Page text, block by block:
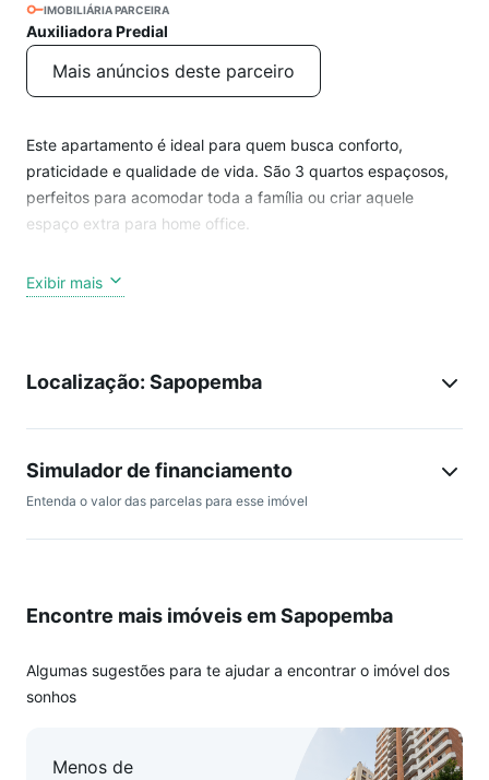
IMOBILIÁRIA PARCEIRA
Auxiliadora Predial
Mais anúncios deste parceiro
Este apartamento é ideal para quem busca conforto,
praticidade e qualidade de vida. São 3 quartos espaçosos,
perfeitos para acomodar toda a família ou criar aquele
espaço extra para home office.
O imóvel conta ainda com:
Ambientes amplos e bem ventilados
Localização privilegiada!
transporte público.
A poucos minutos do Parque Lazer, da Ciclovia e da Praça
une comodidade urbana e lazer em um só lugar.
Exibir mais
Localização: Sapopemba
Simulador de financiamento
Entenda o valor das parcelas para esse imóvel
Encontre mais imóveis em Sapopemba
Algumas sugestões para te ajudar a encontrar o imóvel dos
sonhos
Menos de